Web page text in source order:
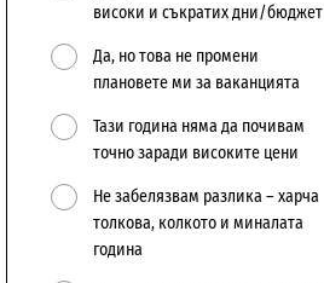
високи и съкратих дни/бюджет
Да, но това не промени
плановете ми за ваканцията
Тази година няма да почивам
точно заради високите цени
Не забелязвам разлика – харча
толкова, колкото и миналата
година